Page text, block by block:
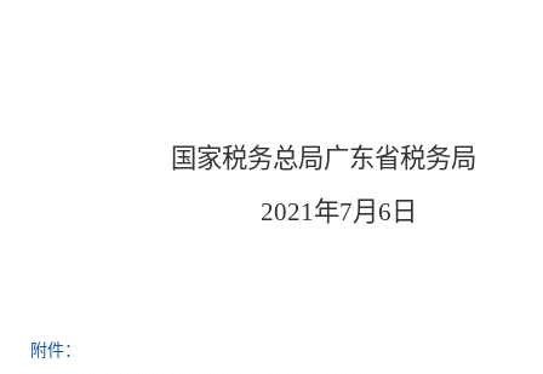
国家税务总局广东省税务局
2021 年7月6 日
附件：